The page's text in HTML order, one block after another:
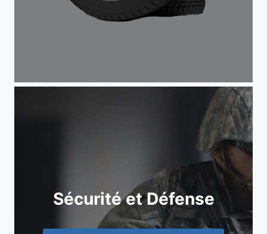
Sécurité et Défense